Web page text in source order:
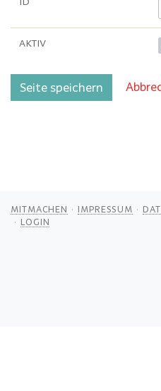
AKTIV
Seite speichern
MITMACHEN IMPRESSUM
LOGIN